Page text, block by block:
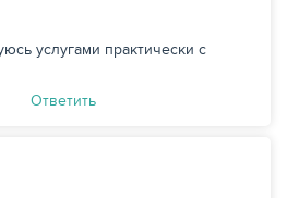
услугами практически с
Ответить